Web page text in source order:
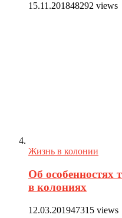
15.11.201848292 views
Жизнь в колонии
Об особенностях
в колониях
12.03.201947315 views